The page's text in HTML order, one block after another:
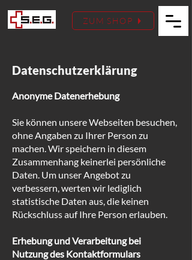
ZUM SHOP
Datenschutzerklärung
Anonyme Datenerhebung
Sie können unsere Webseiten besuchen,
ohne Angaben zu Ihrer Person zu
machen. Wir speichern in diesem
Zusammenhang keinerlei persönliche
Daten. Um unser Angebot zu
verbessern, werten wir lediglich
statistische Daten aus, die keinen
Rückschluss auf Ihre Person erlauben.
Erhebung und Verarbeitung bei
Nutzung des Kontaktformulars